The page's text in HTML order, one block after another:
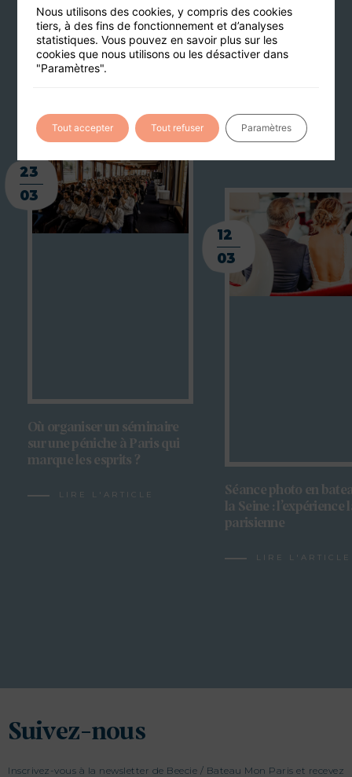
Journal de bord
Où organiser un séminaire
sur une péniche à Paris qui
marque les esprits ?
23
03
LIRE L'ARTICLE
Séance photo en
la Seine : l’expérience
parisienne
12
03
LIRE L'ARTICLE
Suivez-nous
Inscrivez-vous à la newsletter de Beecie / Bateau Mon Paris et recevez
Nous utilisons des cookies, y compris des cookies
tiers, à des fins de fonctionnement et d’analyses
statistiques. Vous pouvez en savoir plus sur les
cookies que nous utilisons ou les désactiver dans
"Paramètres".
Tout accepter Tout refuser Paramètres